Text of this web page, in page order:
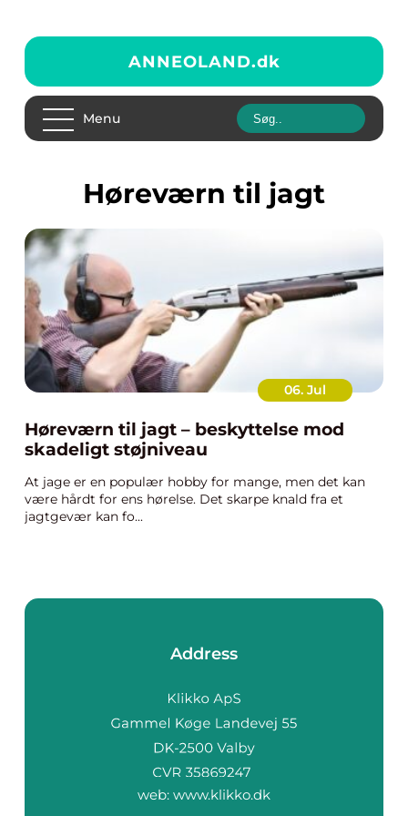
ANNEOLAND.dk
Menu
høreværn til jagt
06. Jul
Høreværn til jagt – beskyttelse mod
skadeligt støjniveau
At jage er en populær hobby for mange, men det kan
være hårdt for ens hørelse. Det skarpe knald fra et
jagtgevær kan fo...
Address
web: www.klikko.dk